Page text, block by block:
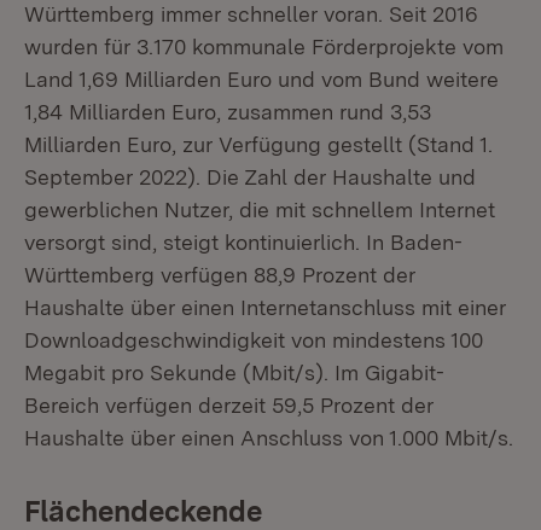
Württemberg immer schneller voran. Seit 2016
wurden für 3.170 kommunale Förderprojekte vom
Land 1,69 Milliarden Euro und vom Bund weitere
1,84 Milliarden Euro, zusammen rund 3,53
Milliarden Euro, zur Verfügung gestellt (Stand 1.
September 2022). Die Zahl der Haushalte und
gewerblichen Nutzer, die mit schnellem Internet
versorgt sind, steigt kontinuierlich. In Baden-
Württemberg verfügen 88,9 Prozent der
Haushalte über einen Internetanschluss mit einer
Downloadgeschwindigkeit von mindestens 100
Megabit pro Sekunde (Mbit/s). Im Gigabit-
Bereich verfügen derzeit 59,5 Prozent der
Haushalte über einen Anschluss von 1.000 Mbit/s.
Flächendeckende